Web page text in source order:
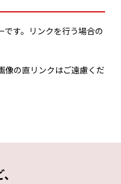
です。リンクを行う場合の
像の直リンクはご遠慮くだ